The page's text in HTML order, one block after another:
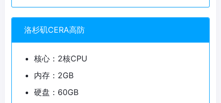
洛杉矶CERA高防
核心：2核CPU
内存：2GB
硬盘：60GB